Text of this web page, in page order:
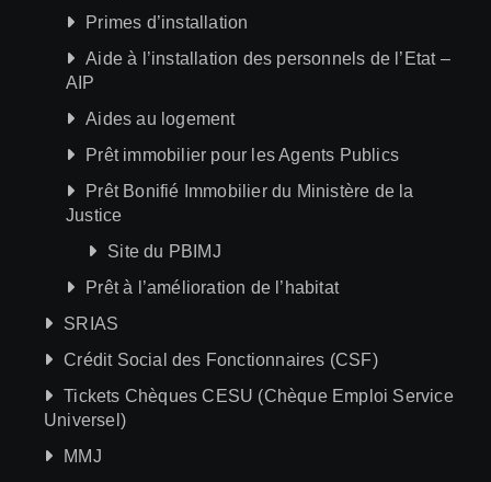
Primes d’installation
Aide à l’installation des personnels de l’Etat –
AIP
Aides au logement
Prêt immobilier pour les Agents Publics
Prêt Bonifié Immobilier du Ministère de la
Justice
Site du PBIMJ
Prêt à l’amélioration de l’habitat
SRIAS
Crédit Social des Fonctionnaires (CSF)
Tickets Chèques CESU (Chèque Emploi Service
Universel)
MMJ